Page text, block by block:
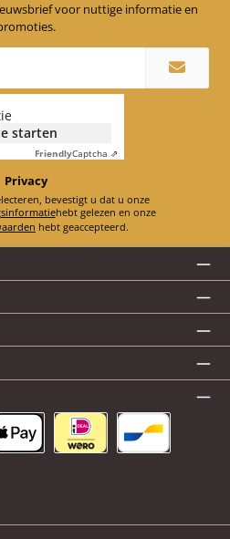
voor nuttige informatie en
starten
FriendlyCaptcha ⇗
Privacy
Door doorgaan te selecteren, bevestigt u dat u onze
hebt gelezen en onze
hebt geaccepteerd.